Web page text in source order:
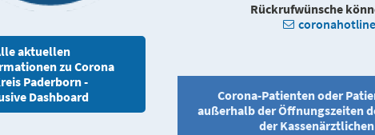
aktuellen
zu Corona
Paderborn -
Dashboard
Rückrufwünsche
Corona-Patienten oder
außerhalb der Öffnungszeiten
der